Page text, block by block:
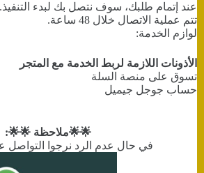
عند إتمام طلبك، سوف نتصل بك لبدء التنفيذ.
تتم عملية الاتصال خلال 48 ساعة.
لوازم الخدمة:
الأذونات اللازمة لربط الخدمة مع المتجر
تسوق على منصة السلة
حساب جوجل جيميل
🌟🌟ملاحظة 🌟🌟:
في حال عدم الرد نرجوا التواصل